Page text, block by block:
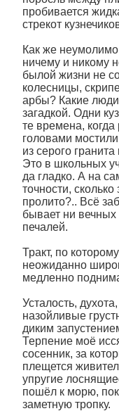
пробивается
стрекот
Как же
ничему и никому
былой жизни не
колесницы,
арбы? Какие люди
загадкой. Одни
те времена,
головами
из серого
Это в школьных
да гладко. А на
точности,
пролито?.. Всё
бывает ни вечных
печалей.
Тракт, по
неожиданно
медленно
Усталость,
назойливые
диким
Терпение моё
сосенник, за
плещется
упругие
пошёл к морю,
заметную тропку.